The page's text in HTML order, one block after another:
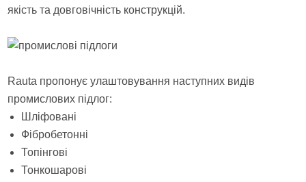
якість та довговічність конструкцій.
Rauta пропонує улаштовування наступних видів
промислових підлог:
Шліфовані
Фібробетонні
Топінгові
Тонкошарові